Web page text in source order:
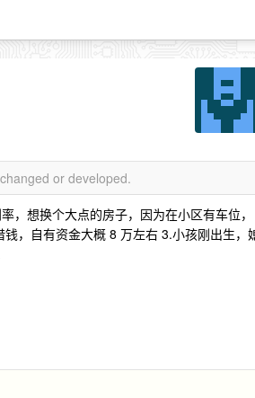
or developed.
，想换个大点的房子，因为在小区有车位，
，自有资金大概 8 万左右 3.小孩刚出生，